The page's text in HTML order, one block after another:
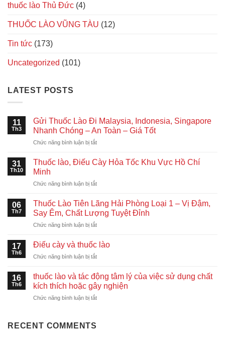
thuốc lào Thủ Đức (4)
THUỐC LÀO VŨNG TÀU (12)
Tin tức (173)
Uncategorized (101)
LATEST POSTS
11
Th3
Gửi Thuốc Lào Đi Malaysia, Indonesia, Singapore
Nhanh Chóng – An Toàn – Giá Tốt
Chức năng bình luận bị tắtở
Thuốc
Lào
Malaysia,
Singapore
Nhanh
Chóng
–
Toàn
31
Th10
Thuốc lào, Điếu Cày Hỏa Tốc Khu Vực Hồ Chí
Minh
Chức năng bình luận bị tắtở
lào,
Điếu
Cày
Hỏa
Khu
Hồ
Minh
06
Th7
Thuốc Lào Tiên Lãng Hải Phòng Loại 1 – Vị Đậm,
Say Êm, Chất Lượng Tuyệt Đỉnh
Chức năng bình luận bị tắtở
Lào
Lãng
Phòng
Loại
–
17
Th6
Điếu cày và thuốc lào
Chức năng bình luận bị tắtở
cày
và
thuốc
lào
16
Th6
thuốc lào và tác động tâm lý của việc sử dụng chất
kích thích hoặc gây nghiện
Chức năng bình luận bị tắtở
RECENT COMMENTS